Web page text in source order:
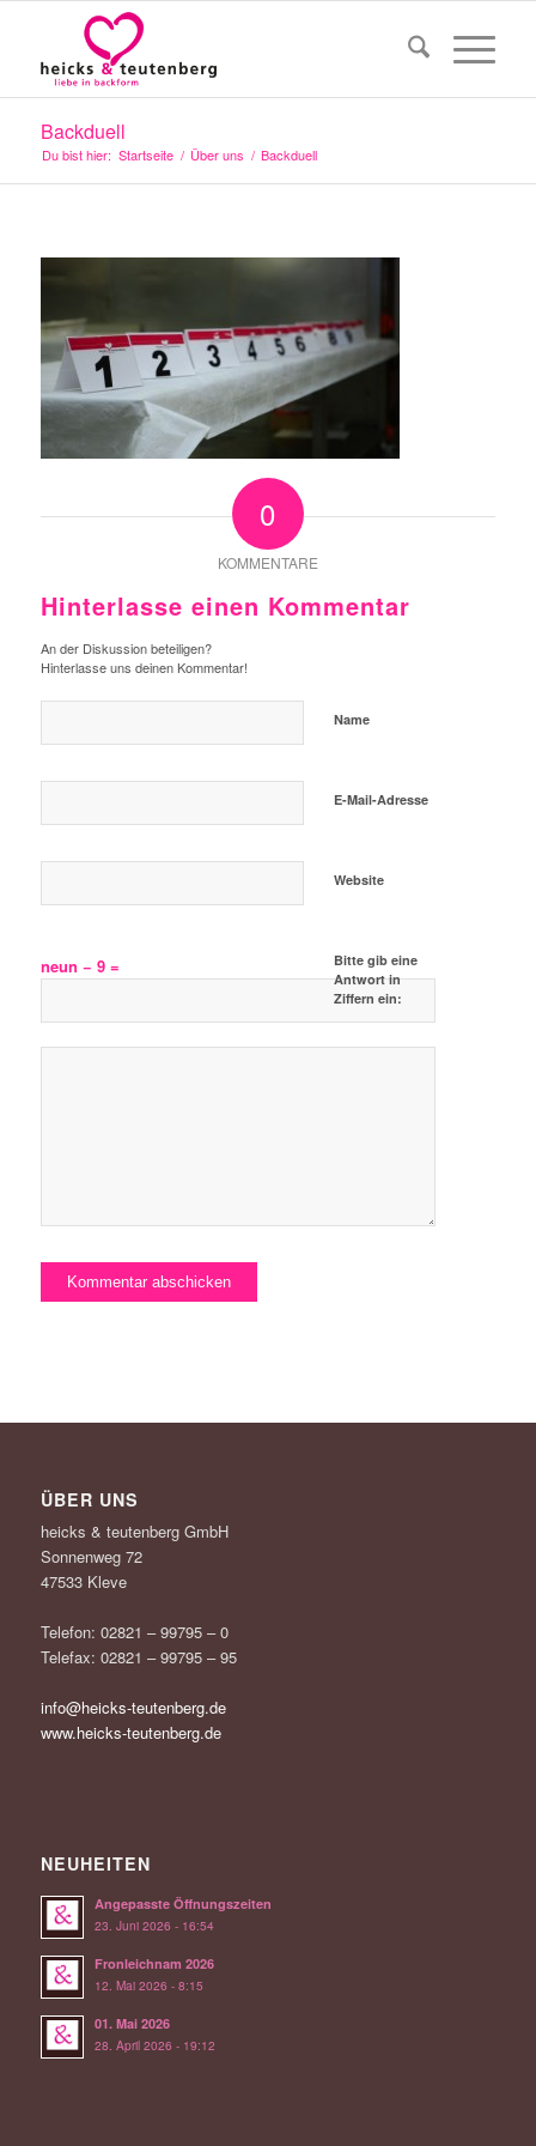
Backduell
Du bist hier: Startseite / Über uns / Backduell
0
KOMMENTARE
Hinterlasse einen Kommentar
An der Diskussion beteiligen?
Hinterlasse uns deinen Kommentar!
Name
E-Mail-Adresse
Website
Bitte gib eine
Antwort in
Ziffern ein:
neun − 9 =
ÜBER UNS
heicks & teutenberg GmbH
Sonnenweg 72
47533 Kleve
Telefon: 02821 – 99795 – 0
Telefax: 02821 – 99795 – 95
info@heicks-teutenberg.de
www.heicks-teutenberg.de
NEUHEITEN
Angepasste Öffnungszeiten
23. Juni 2026 - 16:54
Fronleichnam 2026
12. Mai 2026 - 8:15
01. Mai 2026
28. April 2026 - 19:12